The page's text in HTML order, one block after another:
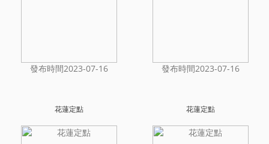
發布時間2023-07-16 發布時間2023-07-16
花蓮定點 花蓮定點